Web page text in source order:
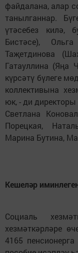
файдалана, алар
танылганнар.
үтәсебез килә,
Бистәсе),
Таҗетдинова
Гатауллина (Яңа
күрсәтү бүлеге
коллективына
юк, - ди
Светлана
Порецкая,
Марина Бутина,
Кешеләр
Социаль
хезмәткәрләре
4165